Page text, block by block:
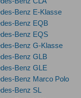
Benz E-Klasse
Benz EQB
Benz EQS
Benz G-Klasse
Benz GLB
Benz GLE
Benz Marco Polo
Benz SL